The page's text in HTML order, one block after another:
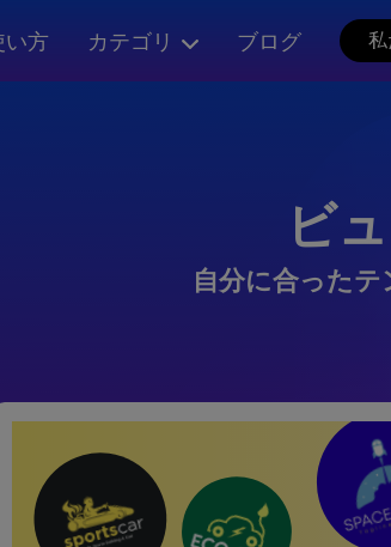
い方 カテゴリ ブログ
ビ
自分に合ったテ